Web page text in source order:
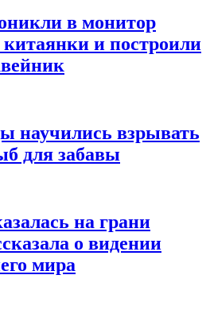
в монитор
и построили
научились взрывать
для забавы
на грани
о видении
мира